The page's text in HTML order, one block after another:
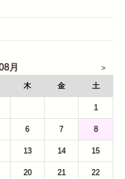
月
木 金 土
1
6 7 8
13 14 15
20 21 22